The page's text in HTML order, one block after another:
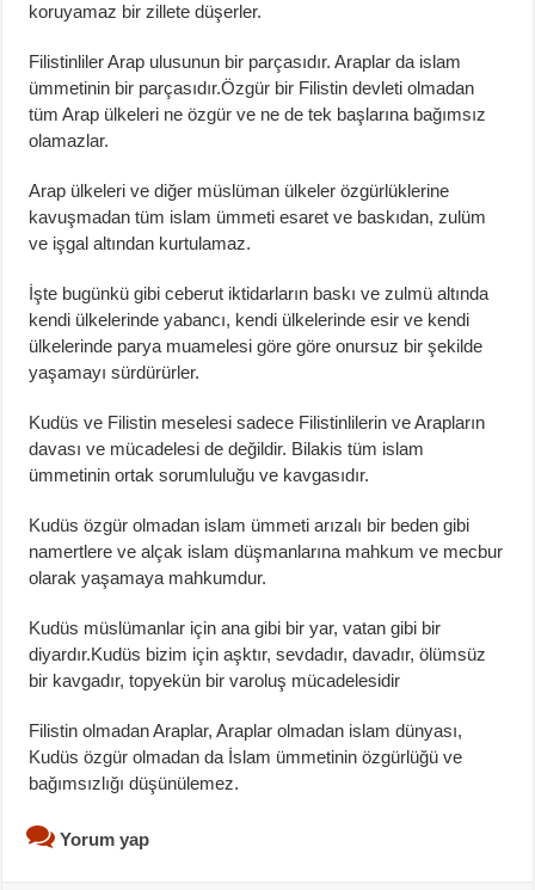
koruyamaz bir zillete düşerler.
Filistinliler Arap ulusunun bir parçasıdır. Araplar da islam
ümmetinin bir parçasıdır.Özgür bir Filistin devleti olmadan
tüm Arap ülkeleri ne özgür ve ne de tek başlarına bağımsız
olamazlar.
Arap ülkeleri ve diğer müslüman ülkeler özgürlüklerine
kavuşmadan tüm islam ümmeti esaret ve baskıdan, zulüm
ve işgal altından kurtulamaz.
İşte bugünkü gibi ceberut iktidarların baskı ve zulmü altında
kendi ülkelerinde yabancı, kendi ülkelerinde esir ve kendi
ülkelerinde parya muamelesi göre göre onursuz bir şekilde
yaşamayı sürdürürler.
Kudüs ve Filistin meselesi sadece Filistinlilerin ve Arapların
davası ve mücadelesi de değildir. Bilakis tüm islam
ümmetinin ortak sorumluluğu ve kavgasıdır.
Kudüs özgür olmadan islam ümmeti arızalı bir beden gibi
namertlere ve alçak islam düşmanlarına mahkum ve mecbur
olarak yaşamaya mahkumdur.
Kudüs müslümanlar için ana gibi bir yar, vatan gibi bir
diyardır.Kudüs bizim için aşktır, sevdadır, davadır, ölümsüz
bir kavgadır, topyekün bir varoluş mücadelesidir
Filistin olmadan Araplar, Araplar olmadan islam dünyası,
Kudüs özgür olmadan da İslam ümmetinin özgürlüğü ve
bağımsızlığı düşünülemez.
Yorum yap